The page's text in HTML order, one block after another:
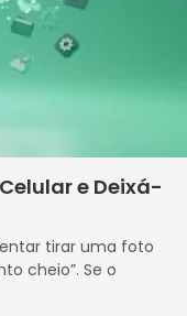
e Deixá-
tirar uma foto
cheio”. Se o